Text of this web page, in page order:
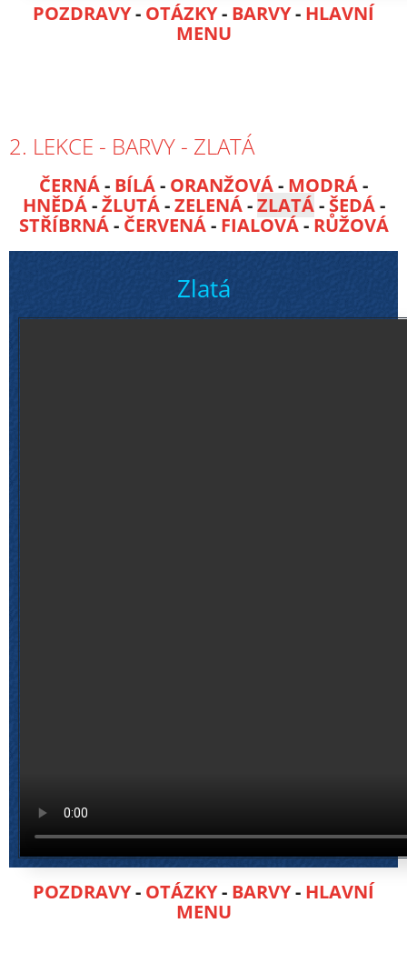
POZDRAVY- OTÁZKY- BARVY- HLAVNÍ
MENU
2. LEKCE - BARVY - ZLATÁ
ČERNÁ- BÍLÁ- ORANŽOVÁ- MODRÁ-
HNĚDÁ-ŽLUTÁ-ZELENÁ-ZLATÁ- ŠEDÁ-
STŘÍBRNÁ- ČERVENÁ- FIALOVÁ- RŮŽOVÁ
Zlatá
POZDRAVY- OTÁZKY- BARVY- HLAVNÍ
MENU